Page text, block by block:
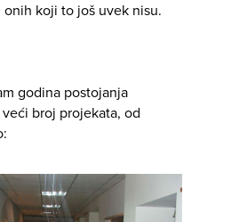
onih koji to još uvek nisu.
godina postojanja
broj projekata, od